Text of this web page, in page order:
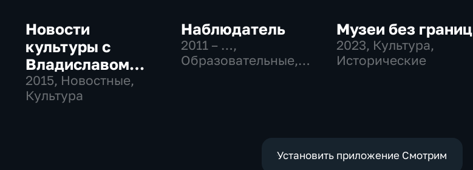
Новости
культуры с
Владиславом
Флярковским
2015, Новостные,
Культура
Наблюдатель
2011 – …,
Образовательные,
Музеи без границ
2023, Культура,
Исторические
Установить приложение Смотрим